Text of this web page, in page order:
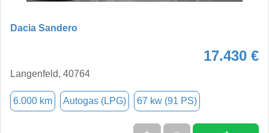
Dacia Sandero
17.430 €
Langenfeld, 40764
6.000 km Autogas (LPG) 67 kw (91 PS)